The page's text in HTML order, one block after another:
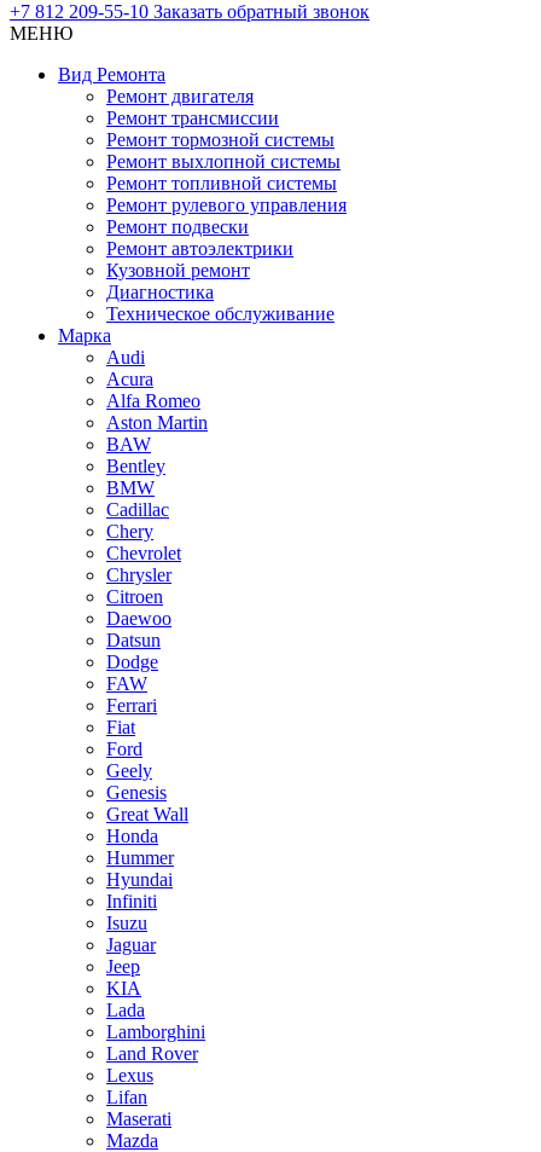
+7 812 209-55-10 Заказать обратный звонок
МЕНЮ
Вид Ремонта
Ремонт двигателя
Ремонт трансмиссии
Ремонт тормозной системы
Ремонт выхлопной системы
Ремонт топливной системы
Ремонт рулевого управления
Ремонт подвески
Ремонт автоэлектрики
Кузовной ремонт
Диагностика
Техническое обслуживание
Марка
Audi
Acura
Alfa Romeo
Aston Martin
BAW
Bentley
BMW
Cadillac
Chery
Chevrolet
Chrysler
Citroen
Daewoo
Datsun
Dodge
FAW
Ferrari
Fiat
Ford
Geely
Genesis
Great Wall
Honda
Hummer
Hyundai
Infiniti
Isuzu
Jaguar
Jeep
KIA
Lada
Lamborghini
Land Rover
Lexus
Lifan
Maserati
Mazda